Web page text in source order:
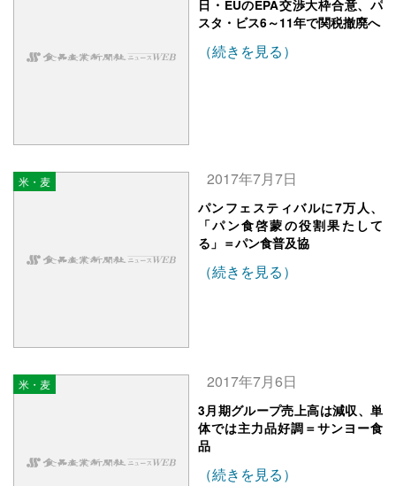
日・EUのEPA交渉大枠合意、パ
スタ・ビス6～11年で関税撤廃へ
（続きを見る）
米・麦 2017年7月7日
パンフェスティバルに7万人、
「パン食啓蒙の役割果たして
る」＝パン食普及協
（続きを見る）
米・麦 2017年7月6日
3月期グループ売上高は減収、単
体では主力品好調＝サンヨー食
品
（続きを見る）